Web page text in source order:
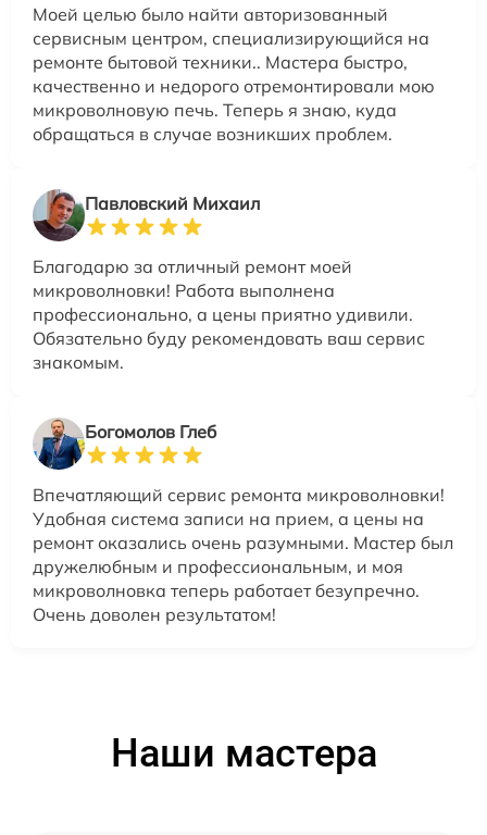
Моей целью было найти авторизованный
сервисным центром, специализирующийся на
ремонте бытовой техники.. Мастера быстро,
качественно и недорого отремонтировали мою
микроволновую печь. Теперь я знаю, куда
обращаться в случае возникших проблем.
Павловский Михаил
Благодарю за отличный ремонт моей
микроволновки! Работа выполнена
профессионально, а цены приятно удивили.
Обязательно буду рекомендовать ваш сервис
знакомым.
Богомолов Глеб
Впечатляющий сервис ремонта микроволновки!
Удобная система записи на прием, а цены на
ремонт оказались очень разумными. Мастер был
дружелюбным и профессиональным, и моя
микроволновка теперь работает безупречно.
Очень доволен результатом!
Наши мастера